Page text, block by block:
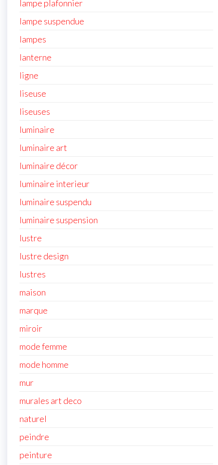
lampe plafonnier
lampe suspendue
lampes
lanterne
ligne
liseuse
liseuses
luminaire
luminaire art
luminaire décor
luminaire interieur
luminaire suspendu
luminaire suspension
lustre
lustre design
lustres
maison
marque
miroir
mode femme
mode homme
mur
murales art deco
naturel
peindre
peinture